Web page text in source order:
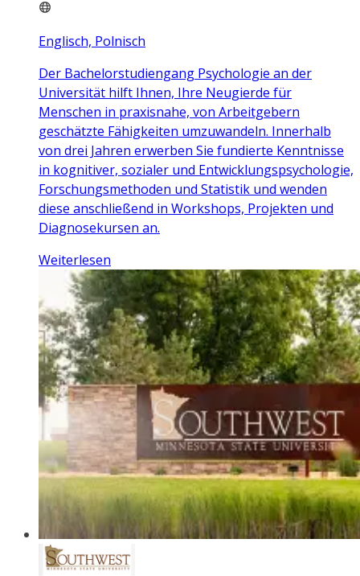
Englisch, Polnisch
Der Bachelorstudiengang Psychologie an der
Universität hilft Ihnen, Ihre Neugierde für
Menschen in praxisnahe, von Arbeitgebern
geschätzte Fähigkeiten umzuwandeln. Innerhalb
von drei Jahren erwerben Sie fundierte Kenntnisse
in kognitiver, sozialer und Entwicklungspsychologie,
Forschungsmethoden und Statistik und wenden
diese anschließend in Workshops, Projekten und
Diagnosekursen an.
Weiterlesen